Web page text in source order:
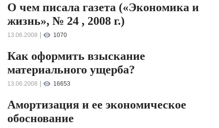
О чем писала газета («Экономика и
жизнь», № 24 , 2008 г.)
13.06.2008 | 1070
Как оформить взыскание
материального ущерба?
13.06.2008 | 16653
Амортизация и ее экономическое
обоснование